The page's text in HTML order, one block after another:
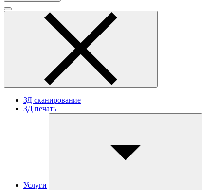
ЗД сканирование
3Д печать
Услуги